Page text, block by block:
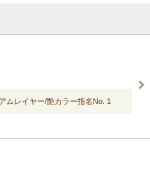
ムレイヤー/艶カラー指名No. 1